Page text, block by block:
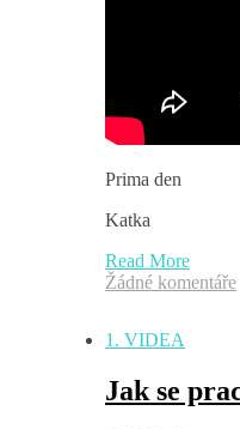
Prima den
Katka
Read More
Žádné komentáře
1. VIDEA
Jak se